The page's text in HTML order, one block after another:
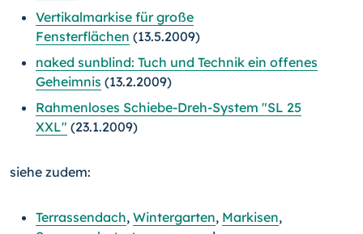
Vertikalmarkise für große
Fensterflächen (13.5.2009)
naked sunblind: Tuch und Technik ein offenes
Geheimnis (13.2.2009)
Rahmenloses Schiebe-Dreh-System "SL 25
XXL" (23.1.2009)
siehe zudem:
Terrassendach, Wintergarten, Markisen,